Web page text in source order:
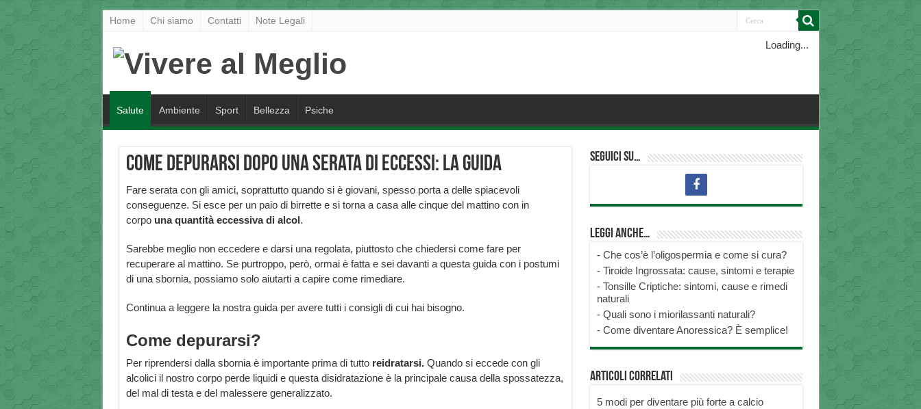
Home Chi siamo Contatti Note Legali
Loading...
Salute Ambiente Sport Bellezza Psiche
Come depurarsi dopo una serata di eccessi: la guida
Fare serata con gli amici, soprattutto quando si è giovani, spesso porta a delle spiacevoli
conseguenze. Si esce per un paio di birrette e si torna a casa alle cinque del mattino con in
corpo una quantità eccessiva di alcol.
Sarebbe meglio non eccedere e darsi una regolata, piuttosto che chiedersi come fare per
recuperare al mattino. Se purtroppo, però, ormai è fatta e sei davanti a questa guida con i postumi
di una sbornia, possiamo solo aiutarti a capire come rimediare.
Continua a leggere la nostra guida per avere tutti i consigli di cui hai bisogno.
Come depurarsi?
Per riprendersi dalla sbornia è importante prima di tuttoreidratarsi. Quando si eccede con gli
alcolici il nostro corpo perde liquidi e questa disidratazione è la principale causa della spossatezza,
del mal di testa e del malessere generalizzato.
Seguici su…
Leggi anche…
- Che cos’è l’oligospermia e come si cura?
- Tiroide Ingrossata: cause, sintomi e terapie
- Tonsille Criptiche: sintomi, cause e rimedi
naturali
- Quali sono i miorilassanti naturali?
- Come diventare Anoressica? È semplice!
Articoli correlati
5 modi per diventare più forte a calcio